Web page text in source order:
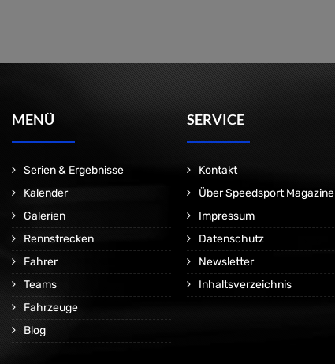
MENÜ
Serien & Ergebnisse
Kalender
Galerien
Rennstrecken
Fahrer
Teams
Fahrzeuge
Blog
SERVICE
Kontakt
Über Speedsport Magazine
Impressum
Datenschutz
Newsletter
Inhaltsverzeichnis